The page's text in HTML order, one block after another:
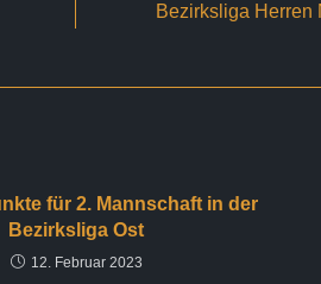
Bezirksliga Herren
für 2. Mannschaft in der
Bezirksliga Ost
12. Februar 2023